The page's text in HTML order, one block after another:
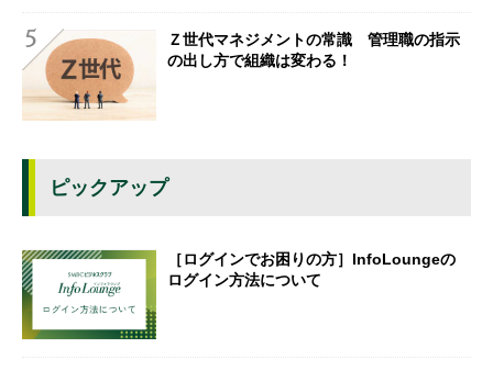
Ｚ世代マネジメントの常識 管理職の指示
の出し方で組織は変わる！
ピックアップ
［ログインでお困りの方］InfoLoungeの
ログイン方法について